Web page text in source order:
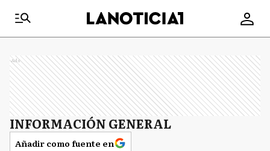
Ads
INFORMACIÓN GENERAL
Añadir como fuente en